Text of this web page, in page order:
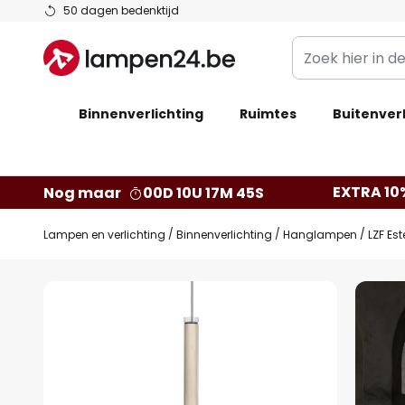
50 dagen bedenktijd
Ga
de
inhoud
Zoek
hier
de
Binnenverlichting Ruimtes
Nog maar 00D 10U 17M 44S EXTRA
Lampen en verlichting Binnenverlichting Hanglampen LZF